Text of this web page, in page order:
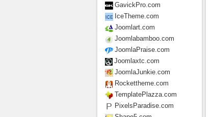
GavickPro.com
IceTheme.com
Joomlart.com
Joomlabamboo.com
JoomlaPraise.com
Joomlaxtc.com
JoomlaJunkie.com
Rockettheme.com
TemplatePlazza.com
PixelsParadise.com